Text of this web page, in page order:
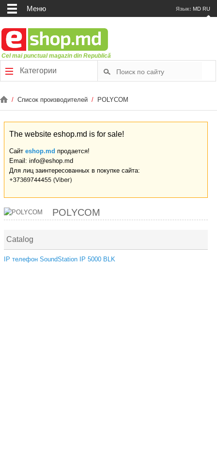
Меню Язык: MD RU
Cel mai punctual magazin din Republică
Категории
/ Список производителей / POLYCOM
The website eshop.md is for sale!
Сайт eshop.md продается!
Email: info@eshop.md
Для лиц заинтересованных в покупке сайта:
POLYCOM
Catalog
IP телефон SoundStation IP 5000 BLK